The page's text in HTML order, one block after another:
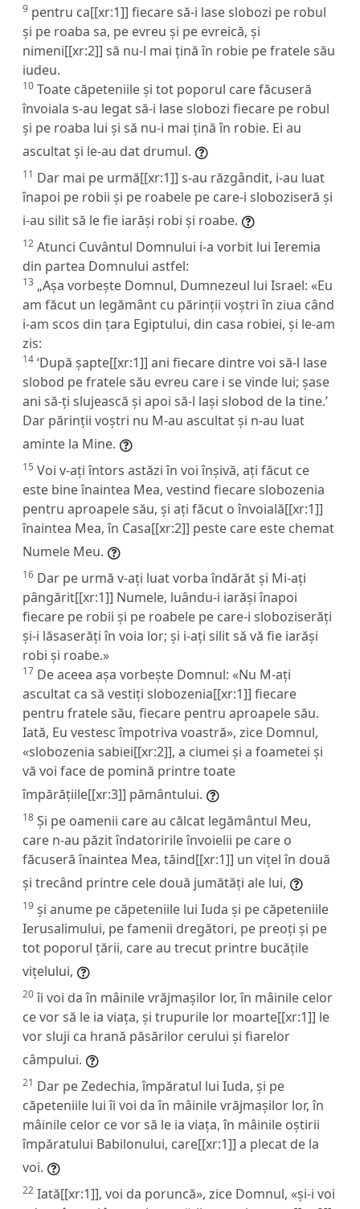
9 pentru ca[[xr:1]] fiecare să-i lase slobozi pe robul
și pe roaba sa, pe evreu și pe evreică, și
nimeni[[xr:2]] să nu-l mai țină în robie pe fratele său
iudeu.
10 Toate căpeteniile și tot poporul care făcuseră
învoiala s-au legat să-i lase slobozi fiecare pe robul
și pe roaba lui și să nu-i mai țină în robie. Ei au
ascultat și le-au dat drumul.
11 Dar mai pe urmă[[xr:1]] s-au răzgândit, i-au luat
înapoi pe robii și pe roabele pe care-i sloboziseră și
i-au silit să le fie iarăși robi și roabe.
12 Atunci Cuvântul Domnului i-a vorbit lui Ieremia
din partea Domnului astfel:
13 „Așa vorbește Domnul, Dumnezeul lui Israel: «Eu
am făcut un legământ cu părinții voștri în ziua când
i-am scos din țara Egiptului, din casa robiei, și le-am
zis:
14 ‘După șapte[[xr:1]] ani fiecare dintre voi să-l lase
slobod pe fratele său evreu care i se vinde lui; șase
ani să-ți slujească și apoi să-l lași slobod de la tine.’
Dar părinții voștri nu M-au ascultat și n-au luat
aminte la Mine.
15 Voi v-ați întors astăzi în voi înșivă, ați făcut ce
este bine înaintea Mea, vestind fiecare slobozenia
pentru aproapele său, și ați făcut o învoială[[xr:1]]
înaintea Mea, în Casa[[xr:2]] peste care este chemat
Numele Meu.
16 Dar pe urmă v-ați luat vorba îndărăt și Mi-ați
pângărit[[xr:1]] Numele, luându-i iarăși înapoi
fiecare pe robii și pe roabele pe care-i sloboziserăți
și-i lăsaserăți în voia lor; și i-ați silit să vă fie iarăși
robi și roabe.»
17 De aceea așa vorbește Domnul: «Nu M-ați
ascultat ca să vestiți slobozenia[[xr:1]] fiecare
pentru fratele său, fiecare pentru aproapele său.
Iată, Eu vestesc împotriva voastră», zice Domnul,
«slobozenia sabiei[[xr:2]], a ciumei și a foametei și
vă voi face de pomină printre toate
împărățiile[[xr:3]] pământului.
18 Și pe oamenii care au călcat legământul Meu,
care n-au păzit îndatoririle învoielii pe care o
făcuseră înaintea Mea, tăind[[xr:1]] un vițel în două
și trecând printre cele două jumătăți ale lui,
19 și anume pe căpeteniile lui Iuda și pe căpeteniile
Ierusalimului, pe famenii dregători, pe preoți și pe
tot poporul țării, care au trecut printre bucățile
vițelului,
20 îi voi da în mâinile vrăjmașilor lor, în mâinile celor
ce vor să le ia viața, și trupurile lor moarte[[xr:1]] le
vor sluji ca hrană păsărilor cerului și fiarelor
câmpului.
21 Dar pe Zedechia, împăratul lui Iuda, și pe
căpeteniile lui îi voi da în mâinile vrăjmașilor lor, în
mâinile celor ce vor să le ia viața, în mâinile oștirii
împăratului Babilonului, care[[xr:1]] a plecat de la
voi.
22 Iată[[xr:1]], voi da poruncă», zice Domnul, «și-i voi